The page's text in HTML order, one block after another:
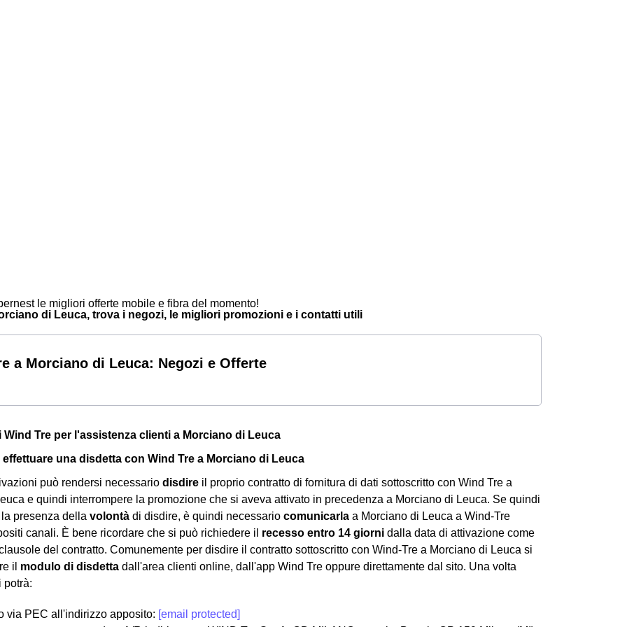
le migliori offerte mobile e fibra del momento!
di Leuca, trova i negozi, le migliori promozioni e i contatti utili
a Morciano di Leuca: Negozi e Offerte
Wind Tre per l'assistenza clienti a Morciano di Leuca
una disdetta con Wind Tre a Morciano di Leuca
può rendersi necessario disdire il proprio contratto di fornitura di dati sottoscritto con Wind Tre a
e quindi interrompere la promozione che si aveva attivato in precedenza a Morciano di Leuca. Se quindi
presenza della volontà di disdire, è quindi necessario comunicarla a Morciano di Leuca a Wind-Tre
canali. È bene ricordare che si può richiedere il recesso entro 14 giorni dalla data di attivazione come
del contratto. Comunemente per disdire il contratto sottoscritto con Wind-Tre a Morciano di Leuca si
il modulo di disdetta dall'area clienti online, dall'app Wind Tre oppure direttamente dal sito. Una volta
potrà:
via PEC all'indirizzo apposito: [email protected]